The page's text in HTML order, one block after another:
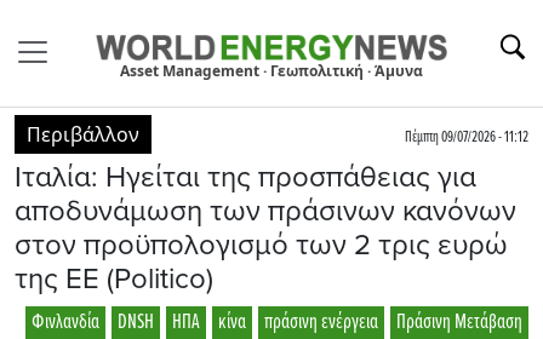
Asset Management · Γεωπολιτική · Άμυνα
Περιβάλλον Πέμπτη 09/07/2026 - 11:12
Ιταλία: Ηγείται της προσπάθειας για
αποδυνάμωση των πράσινων κανόνων
στον προϋπολογισμό των 2 τρις ευρώ
της ΕΕ (Politico)
Πράσινη Μετάβαση
πράσινη ενέργεια
κίνα
ΗΠΑ
DNSH
Φινλανδία